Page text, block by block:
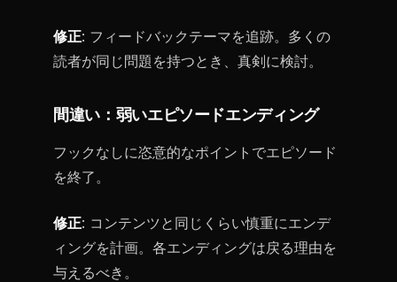
修正: フィードバックテーマを追跡。多くの
読者が同じ問題を持つとき、真剣に検討。
間違い：弱いエピソードエンディング
フックなしに恣意的なポイントでエピソード
を終了。
修正: コンテンツと同じくらい慎重にエンデ
ィングを計画。各エンディングは戻る理由を
与えるべき。